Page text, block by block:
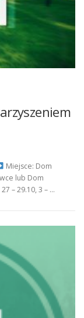
Miejsce: Dom
lub Dom
– 29.10, 3 – …